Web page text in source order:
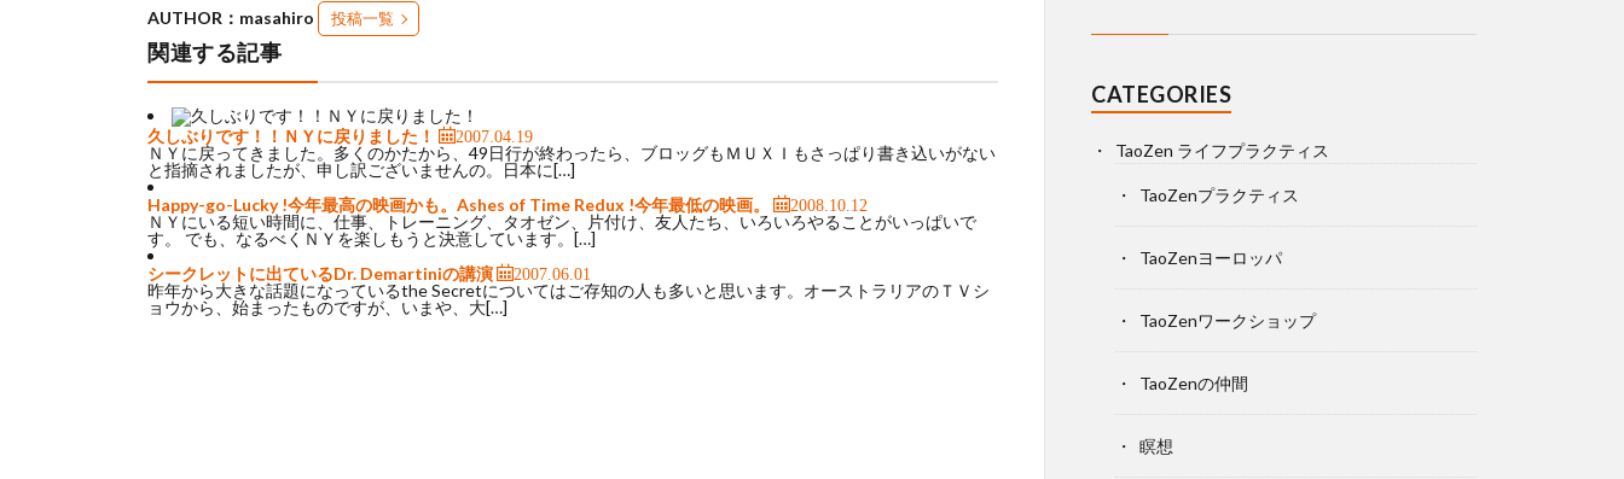
AUTHOR：masahiro 投稿一覧
関連する記事
久しぶりです！！ＮＹに戻りました！ 2007.04.19
ＮＹに戻ってきました。多くのかたから、49日行が終わったら、ブロッグもＭＵＸＩもさっぱり書き込いがない
と指摘されましたが、申し訳ございませんの。日本に[…]
Happy-go-Lucky !今年最高の映画かも。Ashes of Time Redux !今年最低の映画。
2008.10.12
ＮＹにいる短い時間に、仕事、トレーニング、タオゼン、片付け、友人たち、いろいろやることがいっぱいで
す。 でも、なるべくＮＹを楽しもうと決意しています。[…]
シークレットに出ているDr. Demartiniの講演
2007.06.01
昨年から大きな話題になっているthe Secretについてはご存知の人も多いと思います。オーストラリアのＴＶシ
ョウから、始まったものですが、いまや、大[…]
CATEGORIES
TaoZen ライフプラクティス
TaoZenプラクティス
TaoZenヨーロッパ
TaoZenワークショップ
TaoZenの仲間
瞑想